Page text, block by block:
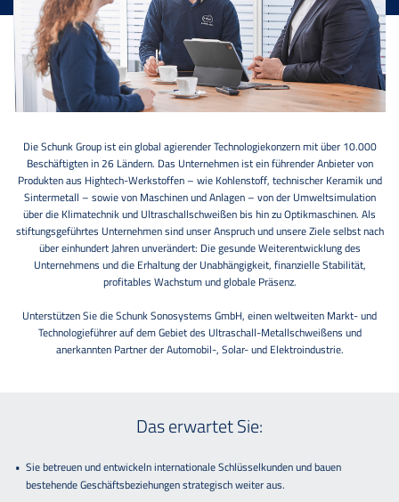
Die Schunk Group ist ein global agierender Technologiekonzern mit über 10.000
Beschäftigten in 26 Ländern. Das Unternehmen ist ein führender Anbieter von
Produkten aus Hightech-Werkstoffen – wie Kohlenstoff, technischer Keramik und
Sintermetall – sowie von Maschinen und Anlagen – von der Umweltsimulation
über die Klimatechnik und Ultraschallschweißen bis hin zu Optikmaschinen. Als
stiftungsgeführtes Unternehmen sind unser Anspruch und unsere Ziele selbst nach
über einhundert Jahren unverändert: Die gesunde Weiterentwicklung des
Unternehmens und die Erhaltung der Unabhängigkeit, finanzielle Stabilität,
profitables Wachstum und globale Präsenz.
Unterstützen Sie die Schunk Sonosystems GmbH, einen weltweiten Markt- und
Technologieführer auf dem Gebiet des Ultraschall-Metallschweißens und
anerkannten Partner der Automobil-, Solar- und Elektroindustrie.
Das erwartet Sie:
Sie betreuen und entwickeln internationale Schlüsselkunden und bauen
bestehende Geschäftsbeziehungen strategisch weiter aus.